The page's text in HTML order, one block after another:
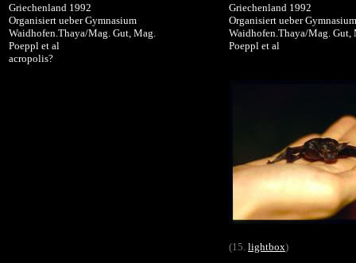
Griechenland 1992
Organisiert ueber Gymnasium
Waidhofen.Thaya/Mag. Gut, Mag.
Poeppl et al
acropolis?
Griechenland 1992
Organisiert ueber Gymnasium
Waidhofen.Thaya/Mag. Gut,
Poeppl et al
(15. lightbox)